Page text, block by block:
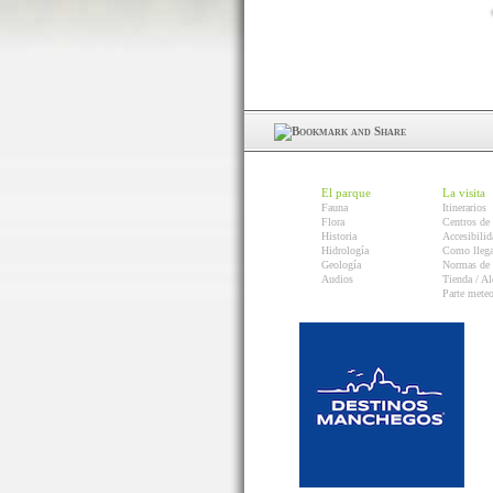
El parque
Fauna
Flora
Historia
Hidrología
Geología
Audios
La visita
Itinerarios
Centros de
Como
Normas
Tienda /
Parte